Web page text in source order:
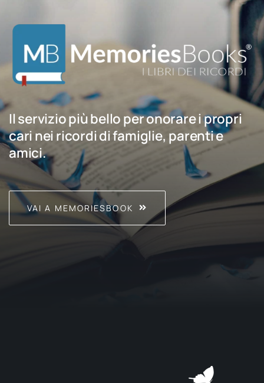
Il servizio più bello per onorare i propri
cari nei ricordi di famiglie, parenti e
amici.
VAI A MEMORIESBOOK